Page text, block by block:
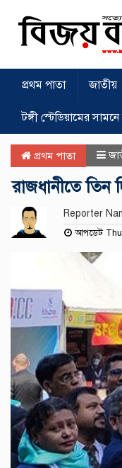
প্রথম পাতা জাতীয়
টঙ্গী স্টেডিয়ামের
প্রথম পাতা
রাজধানীতে তিন
Reporter
আপডেট